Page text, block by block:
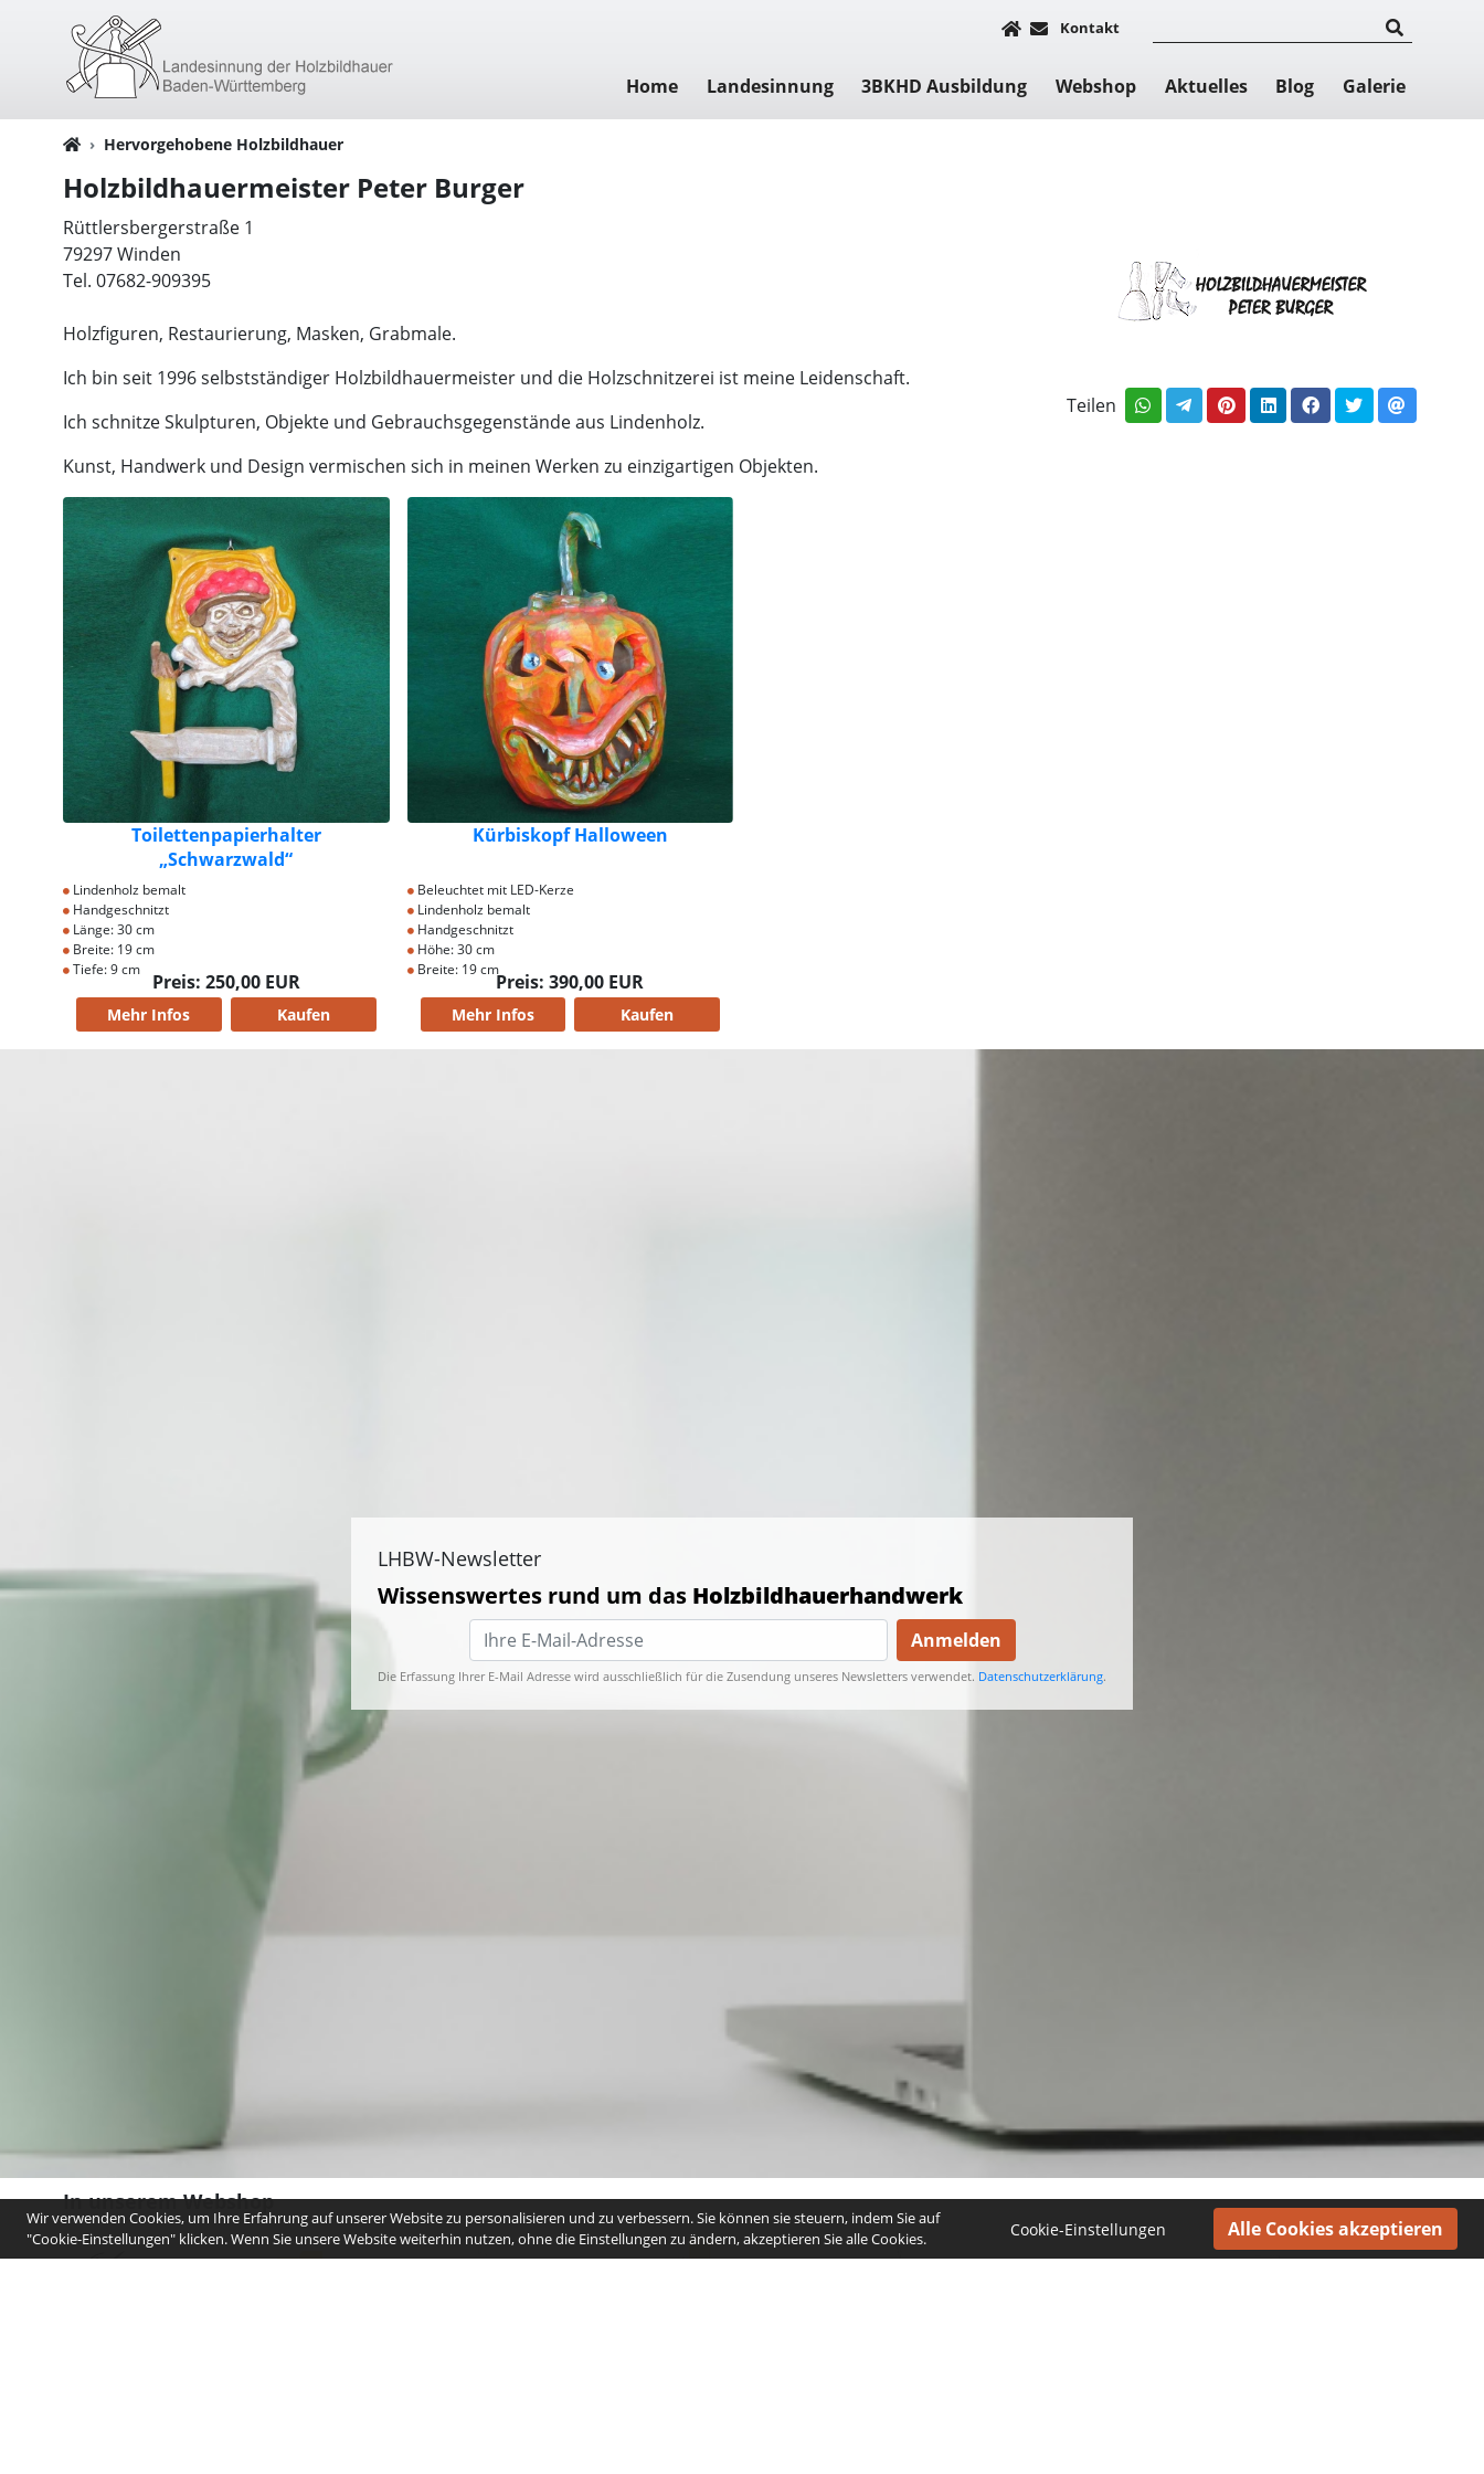
Kontakt
Home Landesinnung 3BKHD Ausbildung Webshop Aktuelles Blog Galerie
Hervorgehobene Holzbildhauer
Holzbildhauermeister Peter Burger
Teilen
Rüttlersbergerstraße 1
79297 Winden
Tel. 07682-909395
Holzfiguren, Restaurierung, Masken, Grabmale.
Ich bin seit 1996 selbstständiger Holzbildhauermeister und die Holzschnitzerei ist meine Leidenschaft.
Ich schnitze Skulpturen, Objekte und Gebrauchsgegenstände aus Lindenholz.
Kunst, Handwerk und Design vermischen sich in meinen Werken zu einzigartigen Objekten.
Toilettenpapierhalter
„Schwarzwald“
Lindenholz bemalt
Handgeschnitzt
Länge: 30 cm
Breite: 19 cm
Tiefe: 9 cm
Preis: 250,00 EUR
Mehr Infos Kaufen
Kürbiskopf Halloween
Beleuchtet mit LED-Kerze
Lindenholz bemalt
Handgeschnitzt
Höhe: 30 cm
Breite: 19 cm
Preis: 390,00 EUR
Mehr Infos Kaufen
LHBW-Newsletter
Wissenswertes rund um das Holzbildhauerhandwerk
Anmelden
Die Erfassung Ihrer E-Mail Adresse wird ausschließlich für die Zusendung unseres Newsletters verwendet. Datenschutzerklärung.
In unserem Webshop
Wir verwenden Cookies, um Ihre Erfahrung auf unserer Website zu personalisieren und zu verbessern. Sie können sie steuern, indem Sie auf
"Cookie-Einstellungen" klicken. Wenn Sie unsere Website weiterhin nutzen, ohne die Einstellungen zu ändern, akzeptieren Sie alle Cookies.
Cookie-Einstellungen